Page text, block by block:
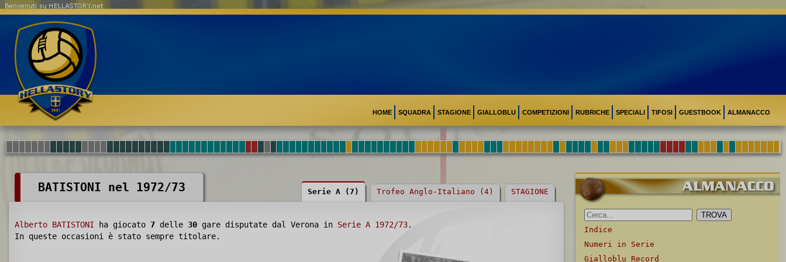
HOME SQUADRA STAGIONE GIALLOBLU COMPETIZIONI RUBRICHE SPECIALI TIFOSI GUESTBOOK ALMANACCO
Benvenuti su HELLASTORY.net
BATISTONI nel 1972/73 Serie A (7) Trofeo Anglo-Italiano (4) STAGIONE
Alberto BATISTONI ha giocato 7 delle 30 gare disputate dal Verona in Serie A 1972/73.
In queste occasioni è stato sempre titolare.
Indice
Numeri in Serie
Gialloblu Record